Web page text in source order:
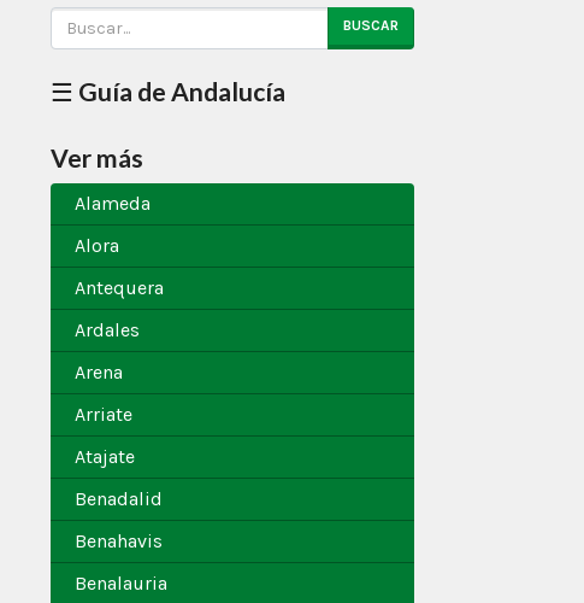
BUSCAR
☰ Guía de Andalucía
Ver más
Alameda
Alora
Antequera
Ardales
Arena
Arriate
Atajate
Benadalid
Benahavis
Benalauria